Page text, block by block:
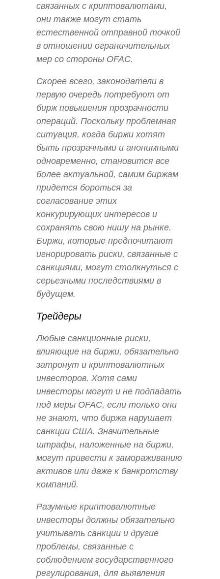
связанных с криптовалютами,
они также могут стать
естественной отправной точкой
в отношении ограничительных
мер со стороны OFAC.
Скорее всего, законодатели в
первую очередь потребуют от
бирж повышения прозрачности
операций. Поскольку проблемная
ситуация, когда биржи хотят
быть прозрачными и анонимными
одновременно, становится все
более актуальной, самим биржам
придется бороться за
согласование этих
конкурирующих интересов и
сохранять свою нишу на рынке.
Биржи, которые предпочитают
игнорировать риски, связанные с
санкциями, могут столкнуться с
серьезными последствиями в
будущем.
Трейдеры
Любые санкционные риски,
влияющие на биржи, обязательно
затронут и криптовалютных
инвесторов. Хотя сами
инвесторы могут и не подпадать
под меры OFAC, если только они
не знают, что биржа нарушает
санкции США. Значительные
штрафы, наложенные на биржи,
могут привести к замораживанию
активов или даже к банкротству
компаний.
Разумные криптовалютные
инвесторы должны обязательно
учитывать санкции и другие
проблемы, связанные с
соблюдением государственного
регулирования, для выявления